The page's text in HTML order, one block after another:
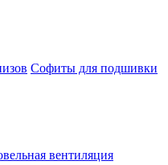
Софиты для подшивки
вентиляция